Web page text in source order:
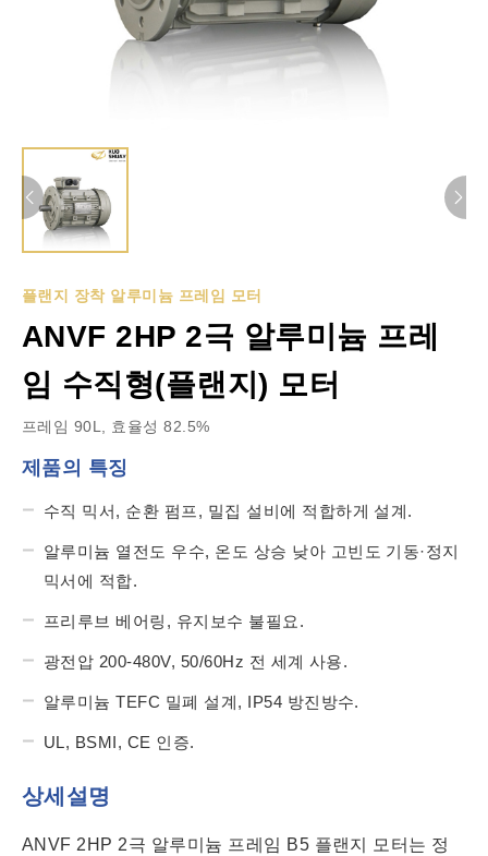
플랜지 장착 알루미늄 프레임 모터
ANVF 2HP 2극 알루미늄 프레
임 수직형(플랜지) 모터
프레임 90L, 효율성 82.5%
제품의 특징
수직 믹서, 순환 펌프, 밀집 설비에 적합하게 설계.
알루미늄 열전도 우수, 온도 상승 낮아 고빈도 기동·정지
믹서에 적합.
프리루브 베어링, 유지보수 불필요.
광전압 200-480V, 50/60Hz 전 세계 사용.
알루미늄 TEFC 밀폐 설계, IP54 방진방수.
UL, BSMI, CE 인증.
상세설명
ANVF 2HP 2극 알루미늄 프레임 B5 플랜지 모터는 정